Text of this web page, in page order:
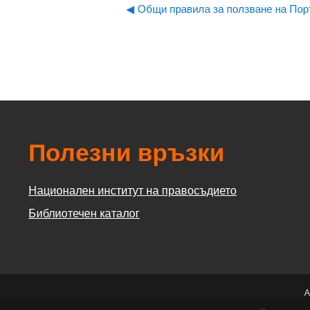
◀︎ Общи правила за ползване на
Полезни връзки
Национален институт на правосъдието
Библиотечен каталог